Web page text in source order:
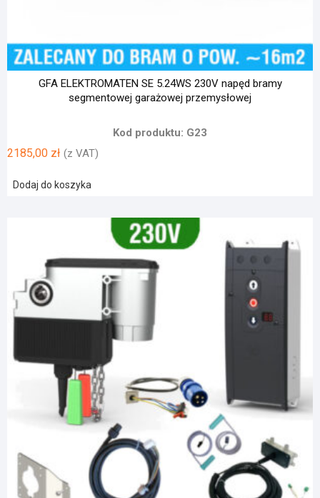
GFA ELEKTROMATEN SE 5.24WS 230V napęd bramy
segmentowej garażowej przemysłowej
Kod produktu: G23
2185,00 zł (z VAT)
Dodaj do koszyka